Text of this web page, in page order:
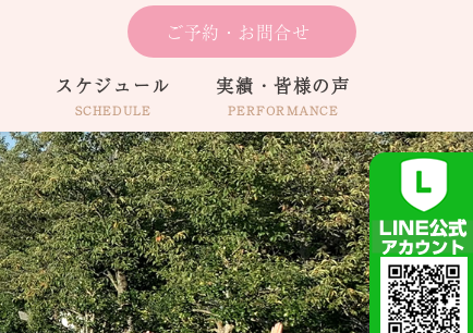
ご予約・お問合せ
スケジュール
SCHEDULE
実績・皆様の声
PERFORMANCE